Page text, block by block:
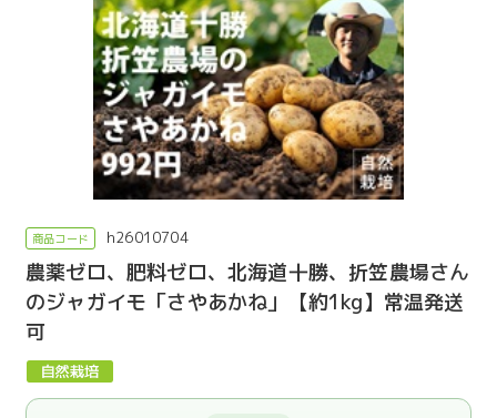
h26010704
農薬ゼロ、肥料ゼロ、北海道十勝、折笠農場さん
のジャガイモ「さやあかね」【約1kg】常温発送
可